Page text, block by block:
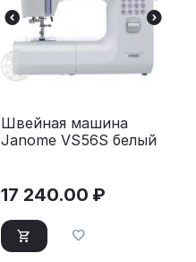
Швейная машина
Janome VS56S белый
17 240.00 ₽